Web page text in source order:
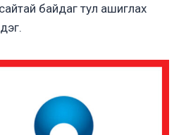
байдаг тул ашиглах